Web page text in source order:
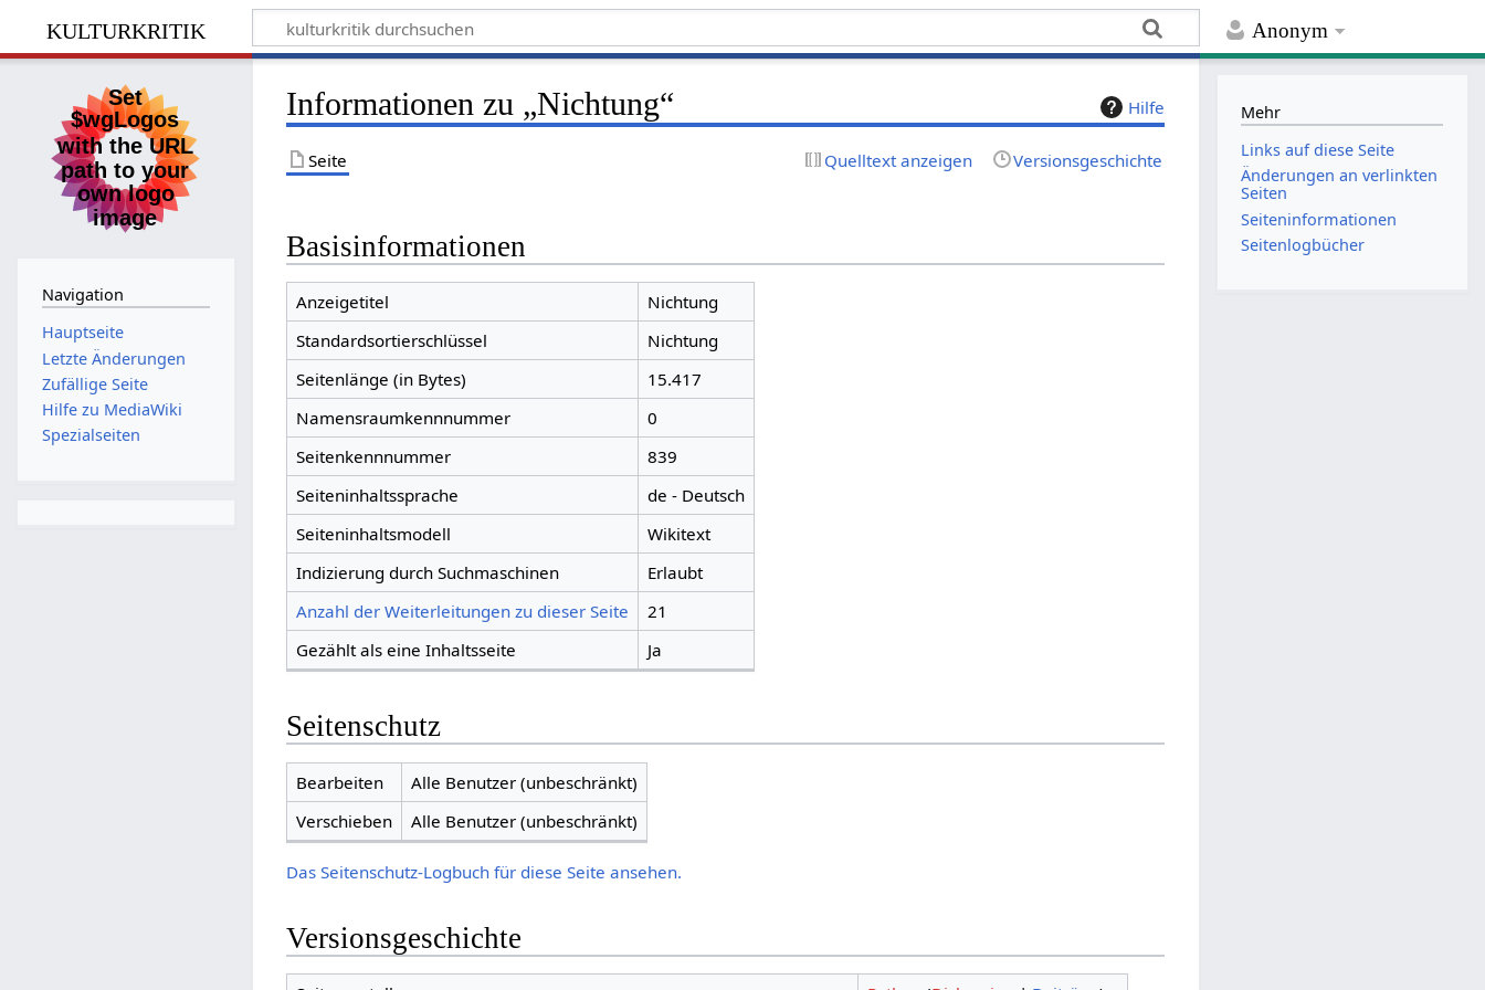
Anonym
kulturkritik
Hilfe
Informationen zu „Nichtung“
Seite Quelltext anzeigen Versionsgeschichte
Basisinformationen
Anzeigetitel
Nichtung
Standardsortierschlüssel
Nichtung
Seitenlänge (in Bytes)
15.417
Namensraumkennnummer
0
Seitenkennnummer
839
Seiteninhaltssprache
de - Deutsch
Seiteninhaltsmodell
Wikitext
Indizierung durch Suchmaschinen
Erlaubt
Anzahl der Weiterleitungen zu dieser Seite
21
Gezählt als eine Inhaltsseite
Ja
Seitenschutz
Bearbeiten
Alle Benutzer (unbeschränkt)
Verschieben
Alle Benutzer (unbeschränkt)
Das Seitenschutz-Logbuch für diese Seite ansehen.
Versionsgeschichte
Navigation
Hauptseite
Letzte Änderungen
Zufällige Seite
Hilfe zu MediaWiki
Spezialseiten
Mehr
Links auf diese Seite
Änderungen an verlinkten
Seiten
Seiten­­informationen
Seitenlogbücher